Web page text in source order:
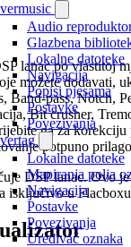
Audio
Glazbena
Lokalne datoteke
Navigacija
Popisi pjesama
Postavke
Povezivanja
Lokalne datoteke
Mapiranja polja
Navigacija
Postavke
Povezivanja
Uređivač oznaka
lanac po vlastitoj
možete dodavati,
Band-pass, Notch,
Bit crusher,
ga za korekciju
potpuno
DSP lanac. Ovo
isključivo u